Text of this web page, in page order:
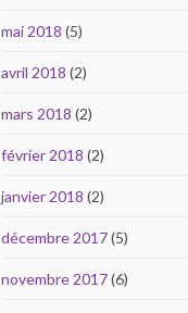
mai 2018 (5)
avril 2018 (2)
mars 2018 (2)
février 2018 (2)
janvier 2018 (2)
décembre 2017(5)
novembre 2017(6)